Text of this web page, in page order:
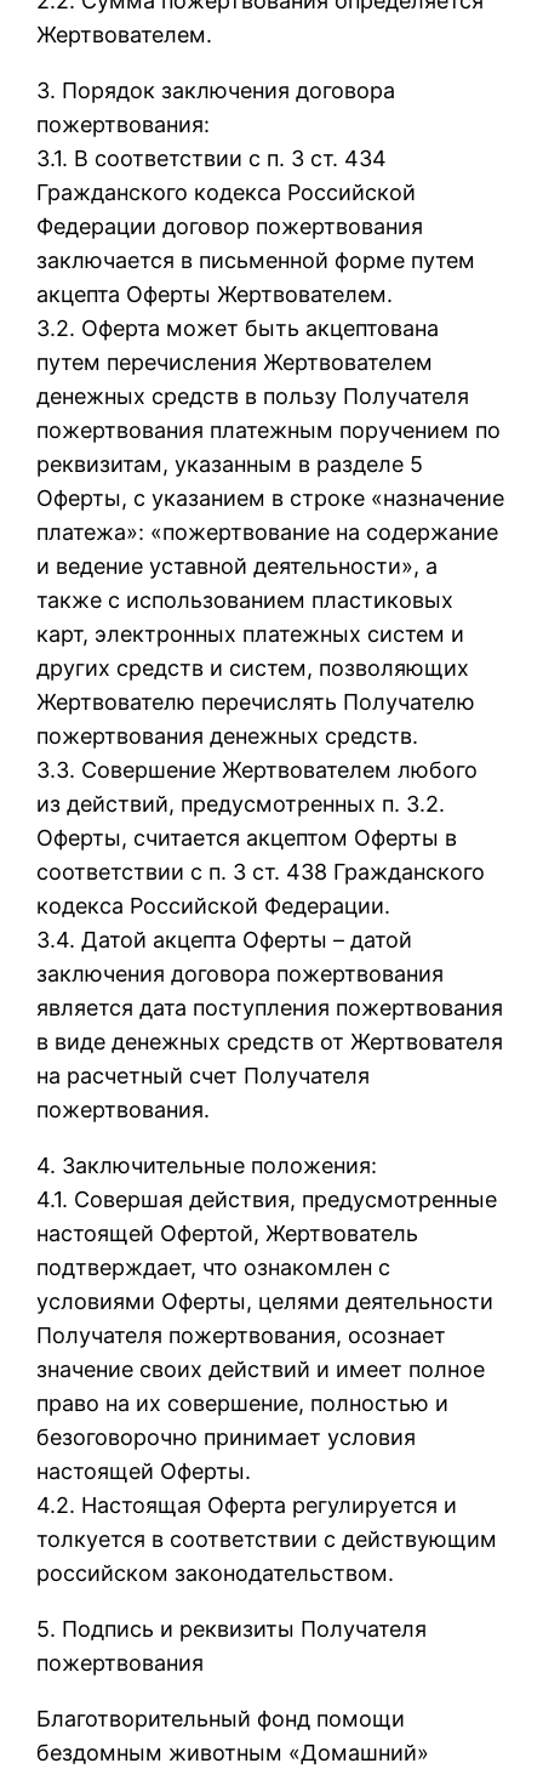
Жертвователем.
3. Порядок заключения договора
пожертвования:
3.1. В соответствии с п. 3 ст. 434
Гражданского кодекса Российской
Федерации договор пожертвования
заключается в письменной форме путем
акцепта Оферты Жертвователем.
3.2. Оферта может быть акцептована
путем перечисления Жертвователем
денежных средств в пользу Получателя
пожертвования платежным поручением по
реквизитам, указанным в разделе 5
Оферты, с указанием в строке «назначение
платежа»: «пожертвование на содержание
и ведение уставной деятельности», а
также с использованием пластиковых
карт, электронных платежных систем и
других средств и систем, позволяющих
Жертвователю перечислять Получателю
пожертвования денежных средств.
3.3. Совершение Жертвователем любого
из действий, предусмотренных п. 3.2.
Оферты, считается акцептом Оферты в
соответствии с п. 3 ст. 438 Гражданского
кодекса Российской Федерации.
3.4. Датой акцепта Оферты – датой
заключения договора пожертвования
является дата поступления пожертвования
в виде денежных средств от Жертвователя
на расчетный счет Получателя
пожертвования.
4. Заключительные положения:
4.1. Совершая действия, предусмотренные
настоящей Офертой, Жертвователь
подтверждает, что ознакомлен с
условиями Оферты, целями деятельности
Получателя пожертвования, осознает
значение своих действий и имеет полное
право на их совершение, полностью и
безоговорочно принимает условия
настоящей Оферты.
4.2. Настоящая Оферта регулируется и
толкуется в соответствии с действующим
российском законодательством.
5. Подпись и реквизиты Получателя
пожертвования
Благотворительный фонд помощи
бездомным животным «Домашний»